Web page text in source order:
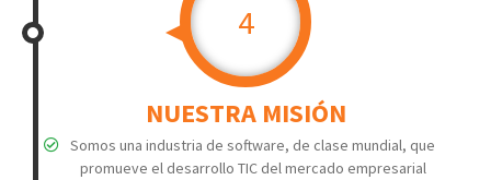
4
NUESTRA MISIÓN
Somos una industria de software, de clase mundial, que
promueve el desarrollo TIC del mercado empresarial